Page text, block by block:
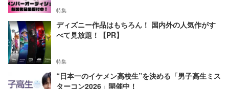
特集
ディズニー作品はもちろん！ 国内外の人気作がす
べて見放題！【PR】
特集
“日本一のイケメン高校生”を決める「男子高生ミス
ターコン2026」開催中！